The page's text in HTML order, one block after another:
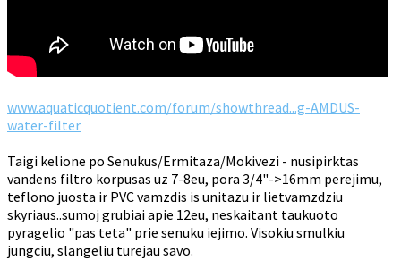
www.aquaticquotient.com/forum/showthread...g-AMDUS-
water-filter
Taigi kelione po Senukus/Ermitaza/Mokivezi - nusipirktas
vandens filtro korpusas uz 7-8eu, pora 3/4"->16mm perejimu,
teflono juosta ir PVC vamzdis is unitazu ir lietvamzdziu
skyriaus..sumoj grubiai apie 12eu, neskaitant taukuoto
pyragelio "pas teta" prie senuku iejimo. Visokiu smulkiu
jungciu, slangeliu turejau savo.